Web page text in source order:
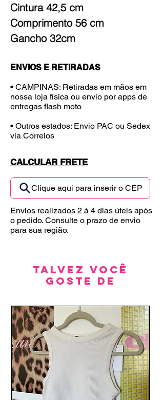
Cintura 42,5 cm
Comprimento 56 cm
Gancho 32cm
ENVIOS E RETIRADAS
• CAMPINAS: Retiradas em mãos em
nossa loja física ou envio por apps de
entregas flash moto
• Outros estados: Envio PAC ou Sedex
via Correios
CALCULAR FRETE
Clique aqui para inserir o CEP
Envios realizados 2 à 4 dias úteis após
o pedido. Consulte o prazo de envio
para sua região.
Talvez você
goste de